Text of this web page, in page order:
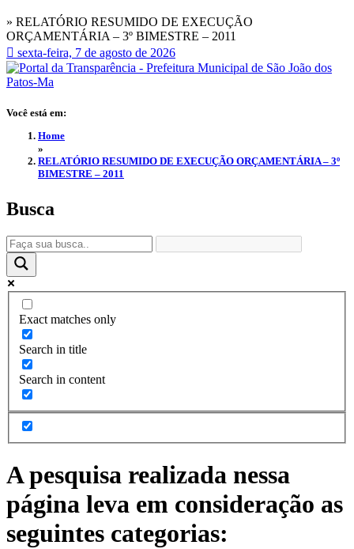
» RELATÓRIO RESUMIDO DE EXECUÇÃO
ORÇAMENTÁRIA – 3º BIMESTRE – 2011
sexta-feira, 7 de agosto de 2026
Você está em:
Home
»
RELATÓRIO RESUMIDO DE EXECUÇÃO ORÇAMENTÁRIA – 3º
BIMESTRE – 2011
Busca
Exact matches only
Search in title
Search in content
A pesquisa realizada nessa
página leva em consideração as
seguintes categorias: